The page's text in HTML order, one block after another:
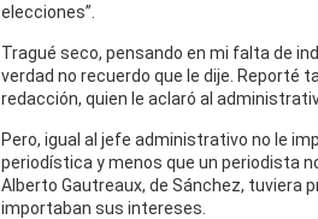
elecciones”.
Tragué seco, pensando en mi falta de
verdad no recuerdo que le dije. Reporté
redacción, quien le aclaró al
Pero, igual al jefe administrativo no le
periodística y menos que un periodista
Alberto Gautreaux, de Sánchez, tuviera
importaban sus intereses.